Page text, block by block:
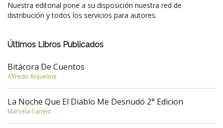
Nuestra editorial pone a su disposición nuestra red de
distribución y todos los servicios para autores.
Últimos Libros Publicados
Bitácora De Cuentos
Alfredo Riquelme
La Noche Que El Diablo Me Desnudó 2° Edicion
Marcela Canelo